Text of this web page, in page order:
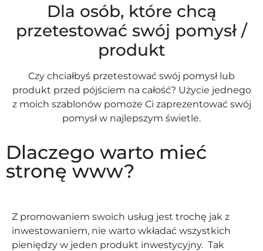
Dla osób, które chcą
przetestować swój pomysł /
produkt
Czy chciałbyś przetestować swój pomysł lub
produkt przed pójściem na całość? Użycie jednego
z moich szablonów pomoże Ci zaprezentować swój
pomysł w najlepszym świetle.
Dlaczego warto mieć
stronę www?
Z promowaniem swoich usług jest trochę jak z
inwestowaniem, nie warto wkładać wszystkich
pieniędzy w jeden produkt inwestycyjny. Tak